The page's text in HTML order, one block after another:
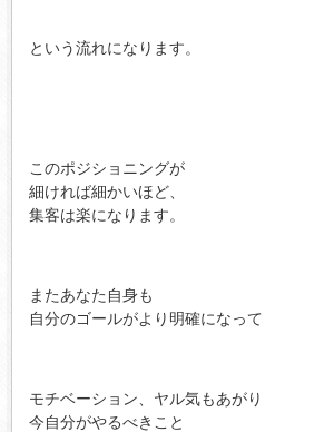
という流れになります。
このポジショニングが
細ければ細かいほど、
集客は楽になります。
またあなた自身も
自分のゴールがより明確になって
モチベーション、ヤル気もあがり
今自分がやるべきこと